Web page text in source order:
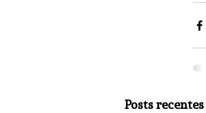
Posts recentes